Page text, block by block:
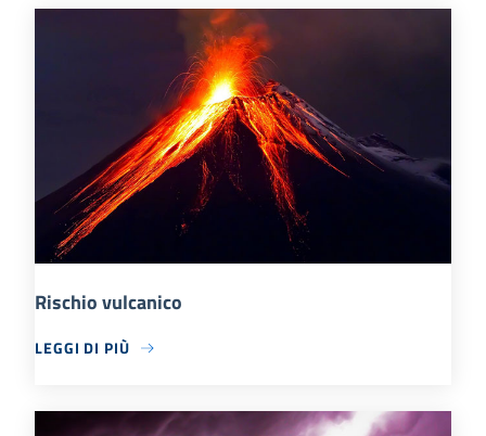
Rischio vulcanico
LEGGI DI PIÙ